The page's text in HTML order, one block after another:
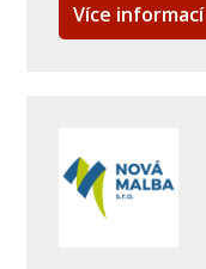
Více informací